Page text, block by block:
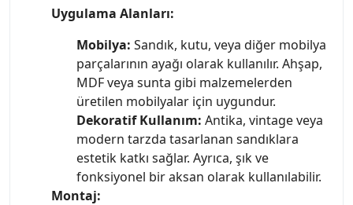
Uygulama Alanları:
Mobilya: Sandık, kutu, veya diğer mobilya
parçalarının ayağı olarak kullanılır. Ahşap,
MDF veya sunta gibi malzemelerden
üretilen mobilyalar için uygundur.
Dekoratif Kullanım: Antika, vintage veya
modern tarzda tasarlanan sandıklara
estetik katkı sağlar. Ayrıca, şık ve
fonksiyonel bir aksan olarak kullanılabilir.
Montaj: